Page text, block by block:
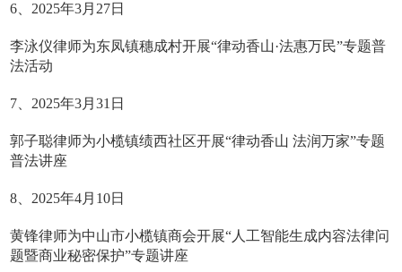
6、2025年3月27日
李泳仪律师为东凤镇穗成村开展“律动香山·法惠万民”专题普
法活动
7、2025年3月31日
郭子聪律师为小榄镇绩西社区开展“律动香山 法润万家”专题
普法讲座
8、2025年4月10日
黄锋律师为中山市小榄镇商会开展“人工智能生成内容法律问
题暨商业秘密保护”专题讲座